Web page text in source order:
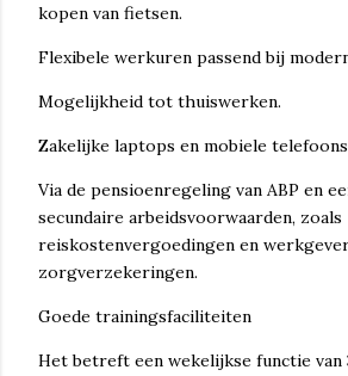
kopen van fietsen.
Flexibele werkuren passend bij
Mogelijkheid tot thuiswerken.
Zakelijke laptops en mobiele
Via de pensioenregeling van ABP en
secundaire arbeidsvoorwaarden, zoals
reiskostenvergoedingen en
zorgverzekeringen.
Goede trainingsfaciliteiten
Het betreft een wekelijkse functie van